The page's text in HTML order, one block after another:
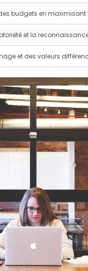
budgets en maximisant
et la
et des valeurs